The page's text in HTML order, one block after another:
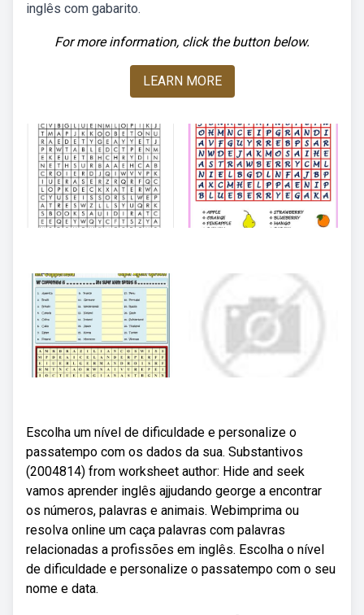
inglês com gabarito.
For more information, click the button below.
LEARN MORE
Escolha um nível de dificuldade e personalize o
passatempo com os dados da sua. Substantivos
(2004814) from worksheet author: Hide and seek
vamos aprender inglês ajjudando george a encontrar
os números, palavras e animais. Webimprima ou
resolva online um caça palavras com palavras
relacionadas a profissões em inglês. Escolha o nível
de dificuldade e personalize o passatempo com o seu
nome e data.